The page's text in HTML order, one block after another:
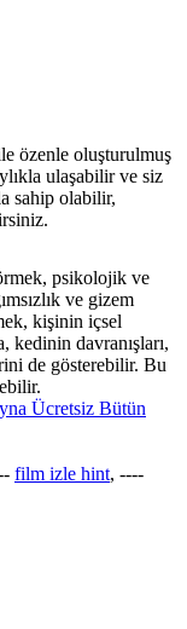
özenle oluşturulmuş
ulaşabilir ve siz
sahip olabilir,
psikolojik ve
ve gizem
kişinin içsel
kedinin davranışları,
de gösterebilir. Bu
Ücretsiz Bütün
film izle hint, ----